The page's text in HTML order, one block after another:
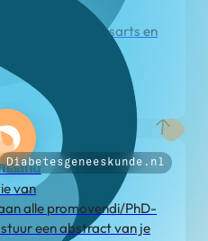
nieuwe
zijn voor o.a. huisarts en
Diabetesgeneeskunde.nl
van
alle promovendi/PhD-
een abstract van je